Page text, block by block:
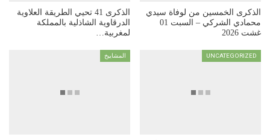
الذكرى الخمسين من لوفاة سيدي
محمادي الشركي – السبت 01
غشت 2026
الذكرى 41 تحيي الطريقة العلاوية
الدرقاوية الشاذلية بالمملكة
لمغربية…
UNCATEGORIZED المشاييخ